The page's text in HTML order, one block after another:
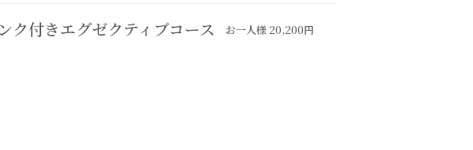
ク付きエグゼクティブコース お一人様 20,200円